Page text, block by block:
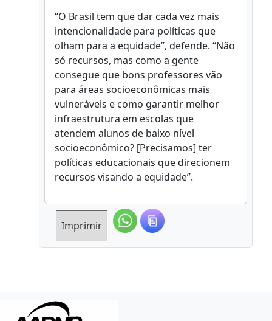
“O Brasil tem que dar cada vez mais
intencionalidade para políticas que
olham para a equidade”, defende. “Não
só recursos, mas como a gente
consegue que bons professores vão
para áreas socioeconômicas mais
vulneráveis e como garantir melhor
infraestrutura em escolas que
atendem alunos de baixo nível
socioeconômico? [Precisamos] ter
políticas educacionais que direcionem
recursos visando a equidade”.
Imprimir